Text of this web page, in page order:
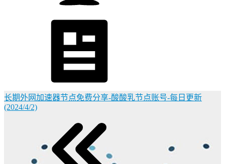
长期外网加速器节点免费分享-酸酸乳节点账号-每日更新
(2024/4/2)